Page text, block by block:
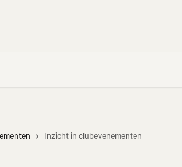
Inzicht in clubevenementen